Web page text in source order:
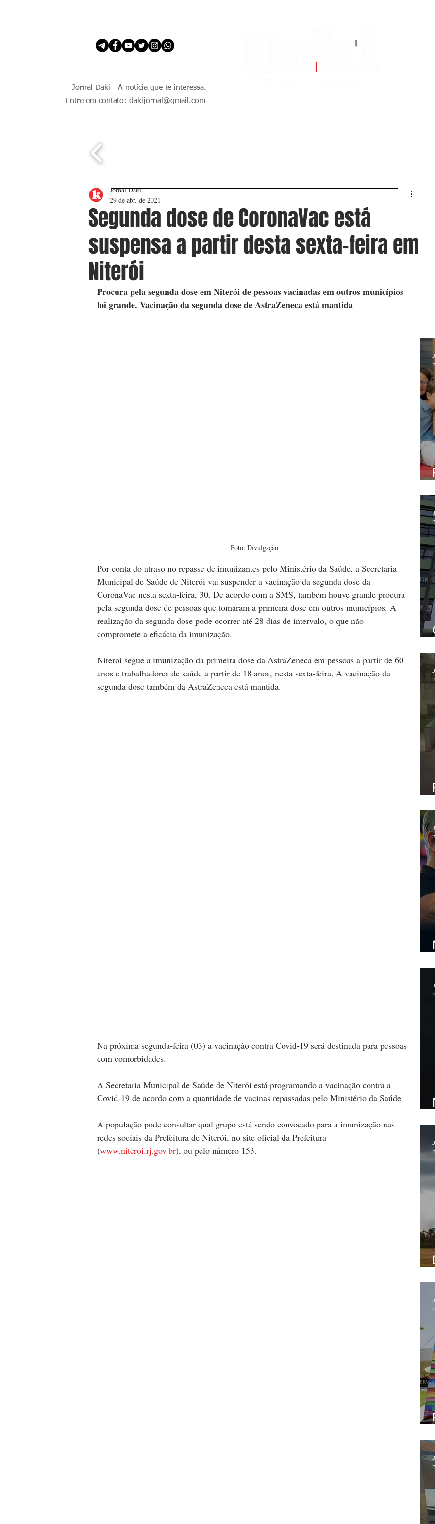
Jornal Daki - A notícia que te interessa.
Entre em contato: dakijornal @gmail.com
Segunda dose de CoronaVac está
suspensa a partir desta sexta-feira em
Niterói
Jornal Daki
29 de abr. de 2021
Procura pela segunda dose em Niterói de pessoas vacinadas em outros municípios
foi grande. Vacinação da segunda dose de AstraZeneca está mantida
Foto: Divulgação
Por conta do atraso no repasse de imunizantes pelo Ministério da Saúde, a Secretaria
Municipal de Saúde de Niterói vai suspender a vacinação da segunda dose da
CoronaVac nesta sexta-feira, 30. De acordo com a SMS, também houve grande procura
pela segunda dose de pessoas que tomaram a primeira dose em outros municípios. A
realização da segunda dose pode ocorrer até 28 dias de intervalo, o que não
compromete a eficácia da imunização.
Niterói segue a imunização da primeira dose da AstraZeneca em pessoas a partir de 60
anos e trabalhadores de saúde a partir de 18 anos, nesta sexta-feira. A vacinação da
segunda dose também da AstraZeneca está mantida.
Na próxima segunda-feira (03) a vacinação contra Covid-19 será destinada para pessoas
com comorbidades.
A Secretaria Municipal de Saúde de Niterói está programando a vacinação contra a
Covid-19 de acordo com a quantidade de vacinas repassadas pelo Ministério da Saúde.
A população pode consultar qual grupo está sendo convocado para a imunização nas
redes sociais da Prefeitura de Niterói, no site oficial da Prefeitura
(www.niteroi.rj.gov.br), ou pelo número 153.